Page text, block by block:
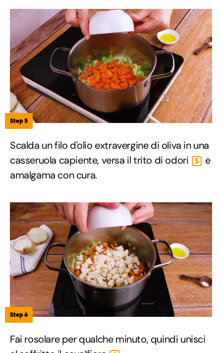
Step 5
Scalda un filo d'olio extravergine di oliva in una
casseruola capiente, versa il trito di odori
5
e
amalgama con cura.
Step 6
Fai rosolare per qualche minuto, quindi unisci